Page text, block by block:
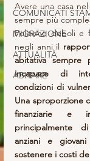
COMUNICATI
MIGRAZIONE
ATTUALITÀ
ABITARE
Avere una casa
sempre più
Politiche deboli e
negli anni il
abitativa sempre
incapace di
condizioni di
Una sproporzione
finanziarie e
principalmente
anziani e
sostenere i costi